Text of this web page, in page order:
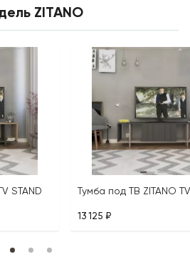
ZITANO
STAND Тумба под ТВ ZITANO
13 125 ₽